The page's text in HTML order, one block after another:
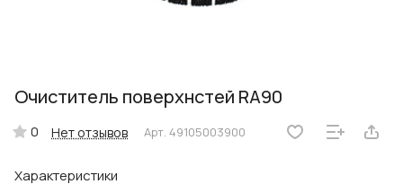
Очиститель поверхнстей RA90
0 Нет отзывов Арт. 49105003900
Характеристики